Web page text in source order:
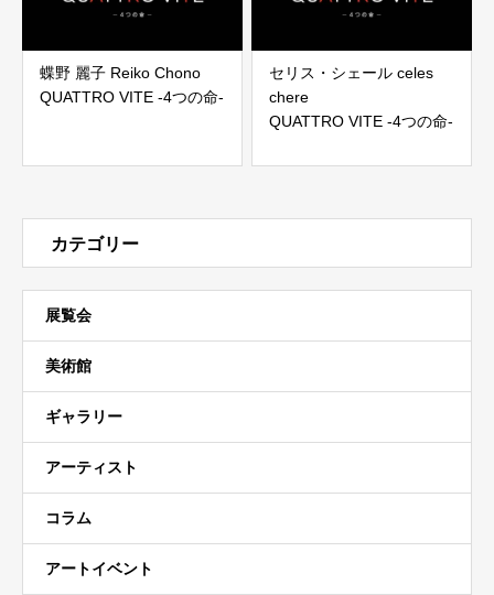
蝶野 麗子 Reiko Chono
QUATTRO VITE -4つの命-
セリス・シェール celes
chere
QUATTRO VITE -4つの命-
カテゴリー
展覧会
美術館
ギャラリー
アーティスト
コラム
アートイベント